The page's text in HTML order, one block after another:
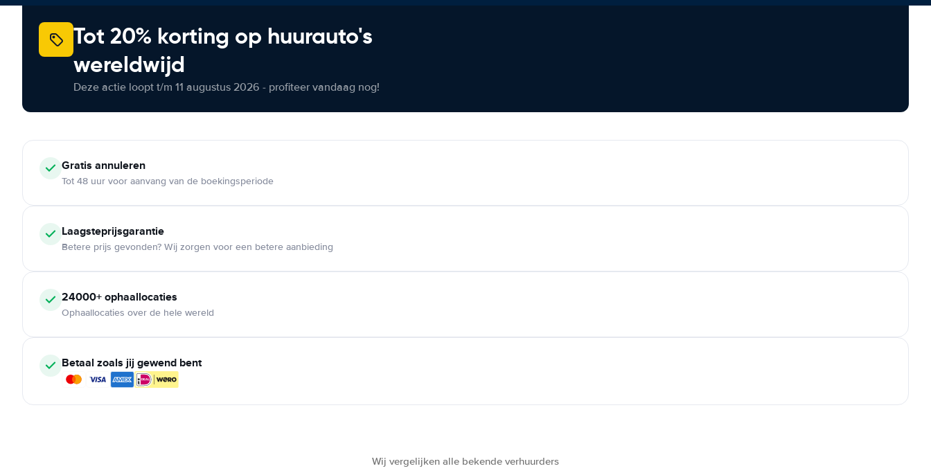
Tot 20% korting op huurauto's
wereldwijd
Deze actie loopt t/m 11 augustus 2026 - profiteer vandaag nog!
Gratis annuleren
Tot 48 uur voor aanvang van de boekingsperiode
Laagsteprijsgarantie
Betere prijs gevonden? Wij zorgen voor een betere aanbieding
24000+ ophaallocaties
Ophaallocaties over de hele wereld
Betaal zoals jij gewend bent
Wij vergelijken alle bekende verhuurders